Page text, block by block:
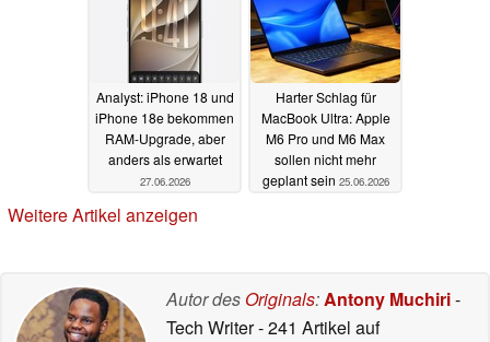
Analyst: iPhone 18 und
iPhone 18e bekommen
RAM-Upgrade, aber
anders als erwartet
27.06.2026
Harter Schlag für
MacBook Ultra: Apple
M6 Pro und M6 Max
sollen nicht mehr
geplant sein 25.06.2026
Weitere Artikel anzeigen
Autor des Originals:Antony Muchiri-
Tech Writer- 241 Artikel auf